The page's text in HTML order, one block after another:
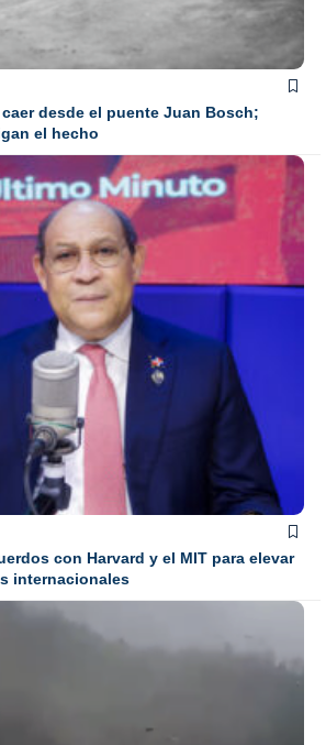
desde el puente Juan Bosch;
el hecho
con Harvard y el MIT para elevar
internacionales